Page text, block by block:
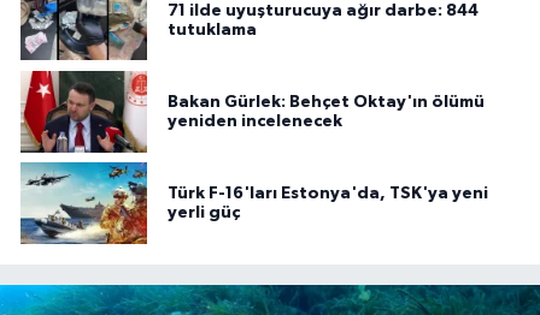
71 ilde uyuşturucuya ağır darbe: 844
tutuklama
Bakan Gürlek: Behçet Oktay'ın ölümü
yeniden incelenecek
Türk F-16'ları Estonya'da, TSK'ya yeni
yerli güç